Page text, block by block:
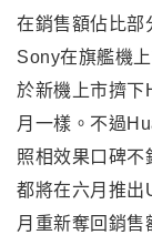
在銷售額佔比部
Sony在旗艦機
於新機上市擠下
月一樣。不過
照相效果口碑
都將在六月推出
月重新奪回銷售